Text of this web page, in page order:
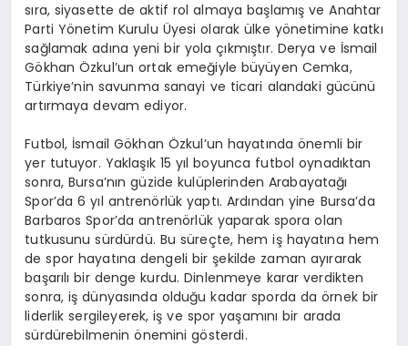
sıra, siyasette de aktif rol almaya başlamış ve Anahtar
Parti Yönetim Kurulu Üyesi olarak ülke yönetimine katkı
sağlamak adına yeni bir yola çıkmıştır. Derya ve İsmail
Gökhan Özkul’un ortak emeğiyle büyüyen Cemka,
Türkiye’nin savunma sanayi ve ticari alandaki gücünü
artırmaya devam ediyor.
Futbol, İsmail Gökhan Özkul’un hayatında önemli bir
yer tutuyor. Yaklaşık 15 yıl boyunca futbol oynadıktan
sonra, Bursa’nın güzide kulüplerinden Arabayatağı
Spor’da 6 yıl antrenörlük yaptı. Ardından yine Bursa’da
Barbaros Spor’da antrenörlük yaparak spora olan
tutkusunu sürdürdü. Bu süreçte, hem iş hayatına hem
de spor hayatına dengeli bir şekilde zaman ayırarak
başarılı bir denge kurdu. Dinlenmeye karar verdikten
sonra, iş dünyasında olduğu kadar sporda da örnek bir
liderlik sergileyerek, iş ve spor yaşamını bir arada
sürdürebilmenin önemini gösterdi.